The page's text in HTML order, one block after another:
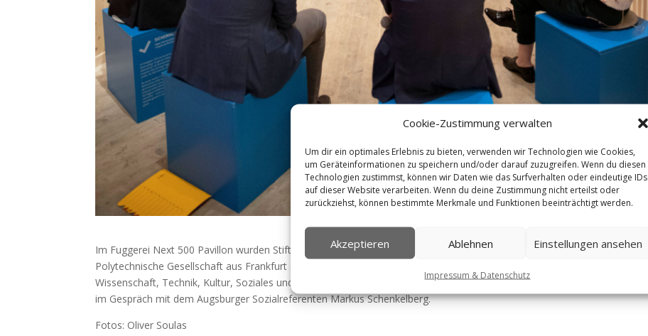
Cookie-Zustimmung verwalten
Um dir ein optimales Erlebnis zu bieten, verwenden wir Technologien wie Cookies,
um Geräteinformationen zu speichern und/oder darauf zuzugreifen. Wenn du diesen
Technologien zustimmst, können wir Daten wie das Surfverhalten oder eindeutige IDs
auf dieser Website verarbeiten. Wenn du deine Zustimmung nicht erteilst oder
zurückziehst, können bestimmte Merkmale und Funktionen beeinträchtigt werden.
Akzeptieren Ablehnen Einstellungen ansehen
Impressum & Datenschutz
Im Fuggerei Next 500 Pavillon wurden Stiftungen erlebbar gemacht. Ich durfte Akteure und Stipendiaten der Stiftung
Polytechnische Gesellschaft aus Frankfurt am Main interviewen. Die Stiftung fördert in den Bereichen Bildung,
Wissenschaft, Technik, Kultur, Soziales und Bürgerengagement. Der Vorstandsvorsitzende Prof. Dr. Roland Kaehlbrandt
im Gespräch mit dem Augsburger Sozialreferenten Markus Schenkelberg.
Fotos: Oliver Soulas